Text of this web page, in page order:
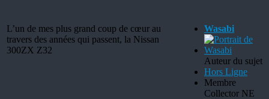
L’un de mes plus grand coup de cœur au
travers des années qui passent, la Nissan
300ZX Z32
Wasabi
Auteur du sujet
Hors Ligne
Membre
Collector NE